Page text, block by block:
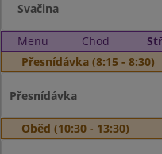
Svačina
Menu Chod
Přesnídávka (8:15 - 8:30)
Přesnídávka
Oběd (10:30 - 13:30)